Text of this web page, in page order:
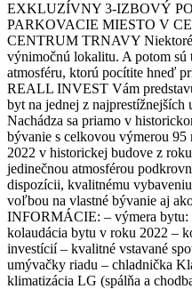
EXKLUZÍVNY 3-IZBOVÝ
PARKOVACIE MIESTO V
CENTRUM TRNAVY
výnimočnú lokalitu. A potom sú
atmosféru, ktorú pocítite hneď
REALL INVEST Vám
byt na jednej z
Nachádza sa priamo v
bývanie s celkovou výmerou
2022 v historickej budove z
jedinečnou atmosférou
dispozícii, kvalitnému
voľbou na vlastné bývanie aj
INFORMÁCIE: – výmera bytu:
kolaudácia bytu v roku 2022 –
investícií – kvalitné vstavané
umývačky riadu – chladnička
klimatizácia LG (spálňa a